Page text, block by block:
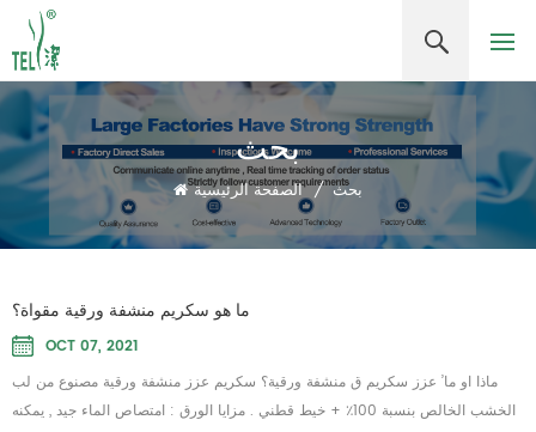
بحث
الصفحة الرئيسية / بحث
ما هو سكريم منشفة ورقية مقواة؟
OCT 07, 2021
ماذا او ما’ عزز سكريم ق منشفة ورقية؟ سكريم عزز منشفة ورقية مصنوع من لب
الخشب الخالص بنسبة 100٪ + خيط قطني . مزايا الورق : امتصاص الماء جيد , يمكنه